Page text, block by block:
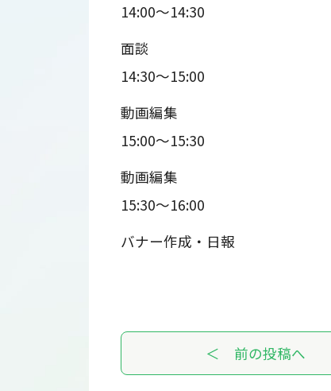
14:00～14:30
面談
14:30～15:00
動画編集
15:00～15:30
動画編集
15:30～16:00
バナー作成・日報
＜ 前の投稿へ